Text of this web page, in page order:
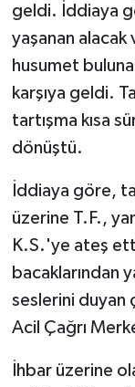
geldi. İddiaya
yaşanan alacak
husumet
karşıya geldi.
tartışma kısa
dönüştü.
İddiaya göre,
üzerine T.F.,
K.S.'ye ateş
bacaklarından
seslerini duyan
Acil Çağrı
İhbar üzerine